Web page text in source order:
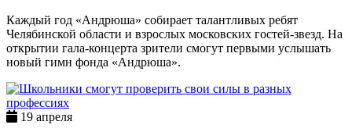
Каждый год «Андрюша» собирает талантливых ребят
Челябинской области и взрослых московских гостей-звезд. На
открытии гала-концерта зрители смогут первыми услышать
новый гимн фонда «Андрюша».
19 апреля